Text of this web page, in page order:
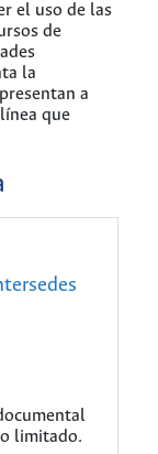
el uso de las
de
la
a
que
limitado.